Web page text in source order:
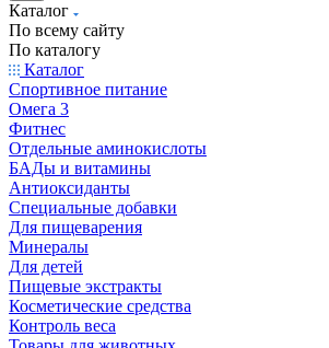
Каталог
По всему сайту
По каталогу
Каталог
Спортивное питание
Омега 3
Фитнес
Отдельные аминокислоты
БАДы и витамины
Антиоксиданты
Специальные добавки
Для пищеварения
Минералы
Для детей
Пищевые экстракты
Косметические средства
Контроль веса